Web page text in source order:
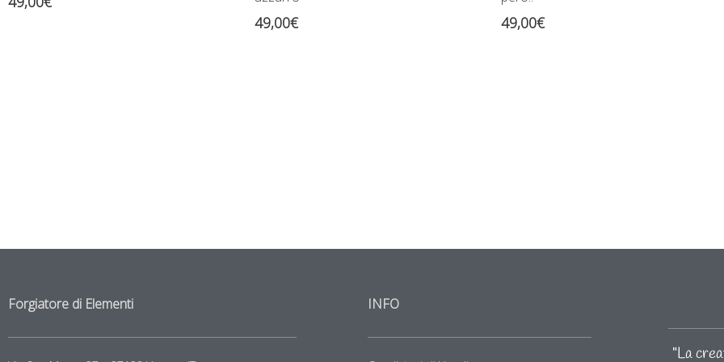
49,00€ 49,00€
Forgiatore di Elementi INFO
"La